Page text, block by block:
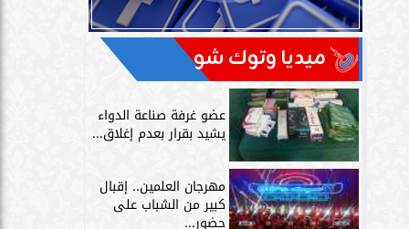
ميديا وتوك شو
عضو غرفة صناعة الدواء
يشيد بقرار بعدم إغلاق...
مهرجان العلمين.. إقبال
كبير من الشباب على
حضور...